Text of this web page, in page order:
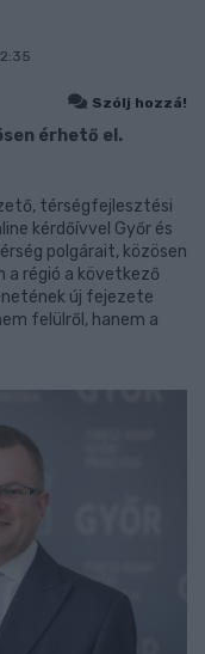
Szólj hozzá!
érhető el.
térségfejlesztési
kérdőívvel Győr és
polgárait, közösen
a régió a következő
új fejezete
felülről, hanem a